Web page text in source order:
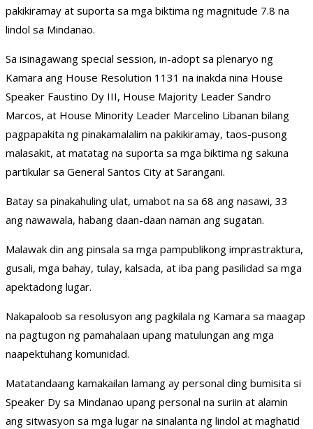
pakikiramay at suporta sa mga biktima ng magnitude 7.8 na
lindol sa Mindanao.
Sa isinagawang special session, in-adopt sa plenaryo ng
Kamara ang House Resolution 1131 na inakda nina House
Speaker Faustino Dy III, House Majority Leader Sandro
Marcos, at House Minority Leader Marcelino Libanan bilang
pagpapakita ng pinakamalalim na pakikiramay, taos-pusong
malasakit, at matatag na suporta sa mga biktima ng sakuna
partikular sa General Santos City at Sarangani.
Batay sa pinakahuling ulat, umabot na sa 68 ang nasawi, 33
ang nawawala, habang daan-daan naman ang sugatan.
Malawak din ang pinsala sa mga pampublikong imprastraktura,
gusali, mga bahay, tulay, kalsada, at iba pang pasilidad sa mga
apektadong lugar.
Nakapaloob sa resolusyon ang pagkilala ng Kamara sa maagap
na pagtugon ng pamahalaan upang matulungan ang mga
naapektuhang komunidad.
Matatandaang kamakailan lamang ay personal ding bumisita si
Speaker Dy sa Mindanao upang personal na suriin at alamin
ang sitwasyon sa mga lugar na sinalanta ng lindol at maghatid